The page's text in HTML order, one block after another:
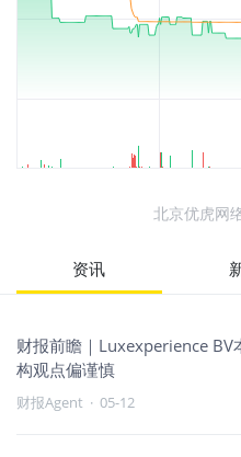
北京优虎网
资讯
财报前瞻｜Luxexperience
构观点偏谨慎
财报Agent · 05-12